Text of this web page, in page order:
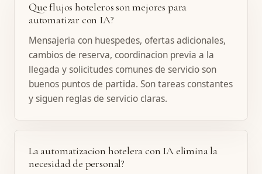
Que flujos hoteleros son mejores para
automatizar con IA?
Mensajeria con huespedes, ofertas adicionales,
cambios de reserva, coordinacion previa a la
llegada y solicitudes comunes de servicio son
buenos puntos de partida. Son tareas constantes
y siguen reglas de servicio claras.
La automatizacion hotelera con IA elimina la
necesidad de personal?